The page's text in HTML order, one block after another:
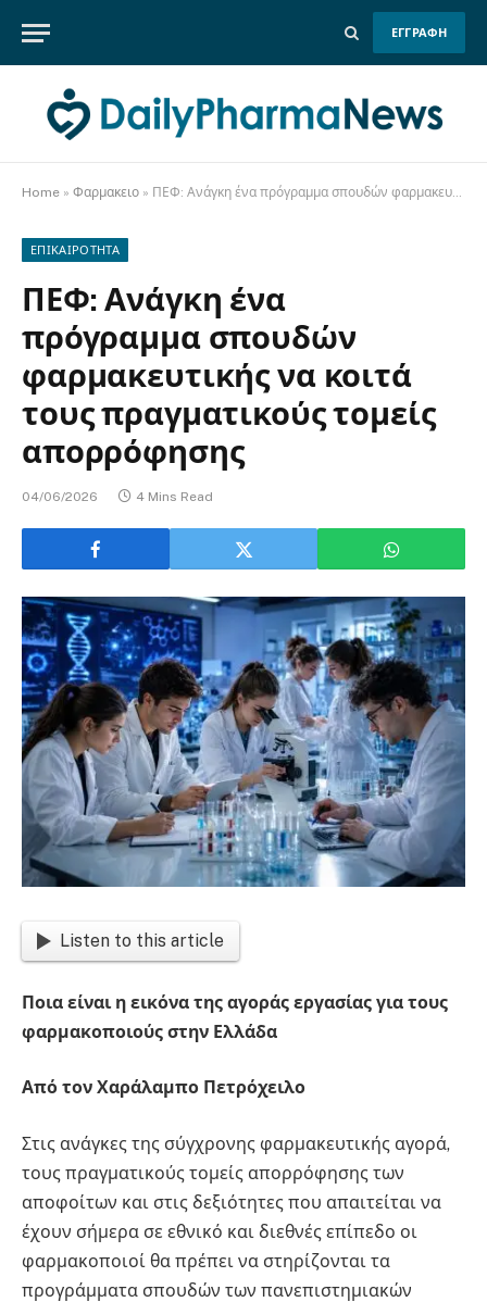
ΕΓΓΡΑΦΗ
Home » Φαρμακειο » ΠΕΦ: Ανάγκη ένα πρόγραμμα σπουδών φαρμακευτικής να κοιτά τους πραγματικούς τομείς απορρόφησης
ΕΠΙΚΑΙΡΟΤΗΤΑ
ΠΕΦ: Ανάγκη ένα
πρόγραμμα σπουδών
φαρμακευτικής να κοιτά
τους πραγματικούς τομείς
απορρόφησης
04/06/2026 4 Mins Read
Listen to this article
Ποια είναι η εικόνα της αγοράς εργασίας για τους
φαρμακοποιούς στην Ελλάδα
Από τον Χαράλαμπο Πετρόχειλο
Στις ανάγκες της σύγχρονης φαρμακευτικής αγορά,
τους πραγματικούς τομείς απορρόφησης των
αποφοίτων και στις δεξιότητες που απαιτείται να
έχουν σήμερα σε εθνικό και διεθνές επίπεδο οι
φαρμακοποιοί θα πρέπει να στηρίζονται τα
προγράμματα σπουδών των πανεπιστημιακών